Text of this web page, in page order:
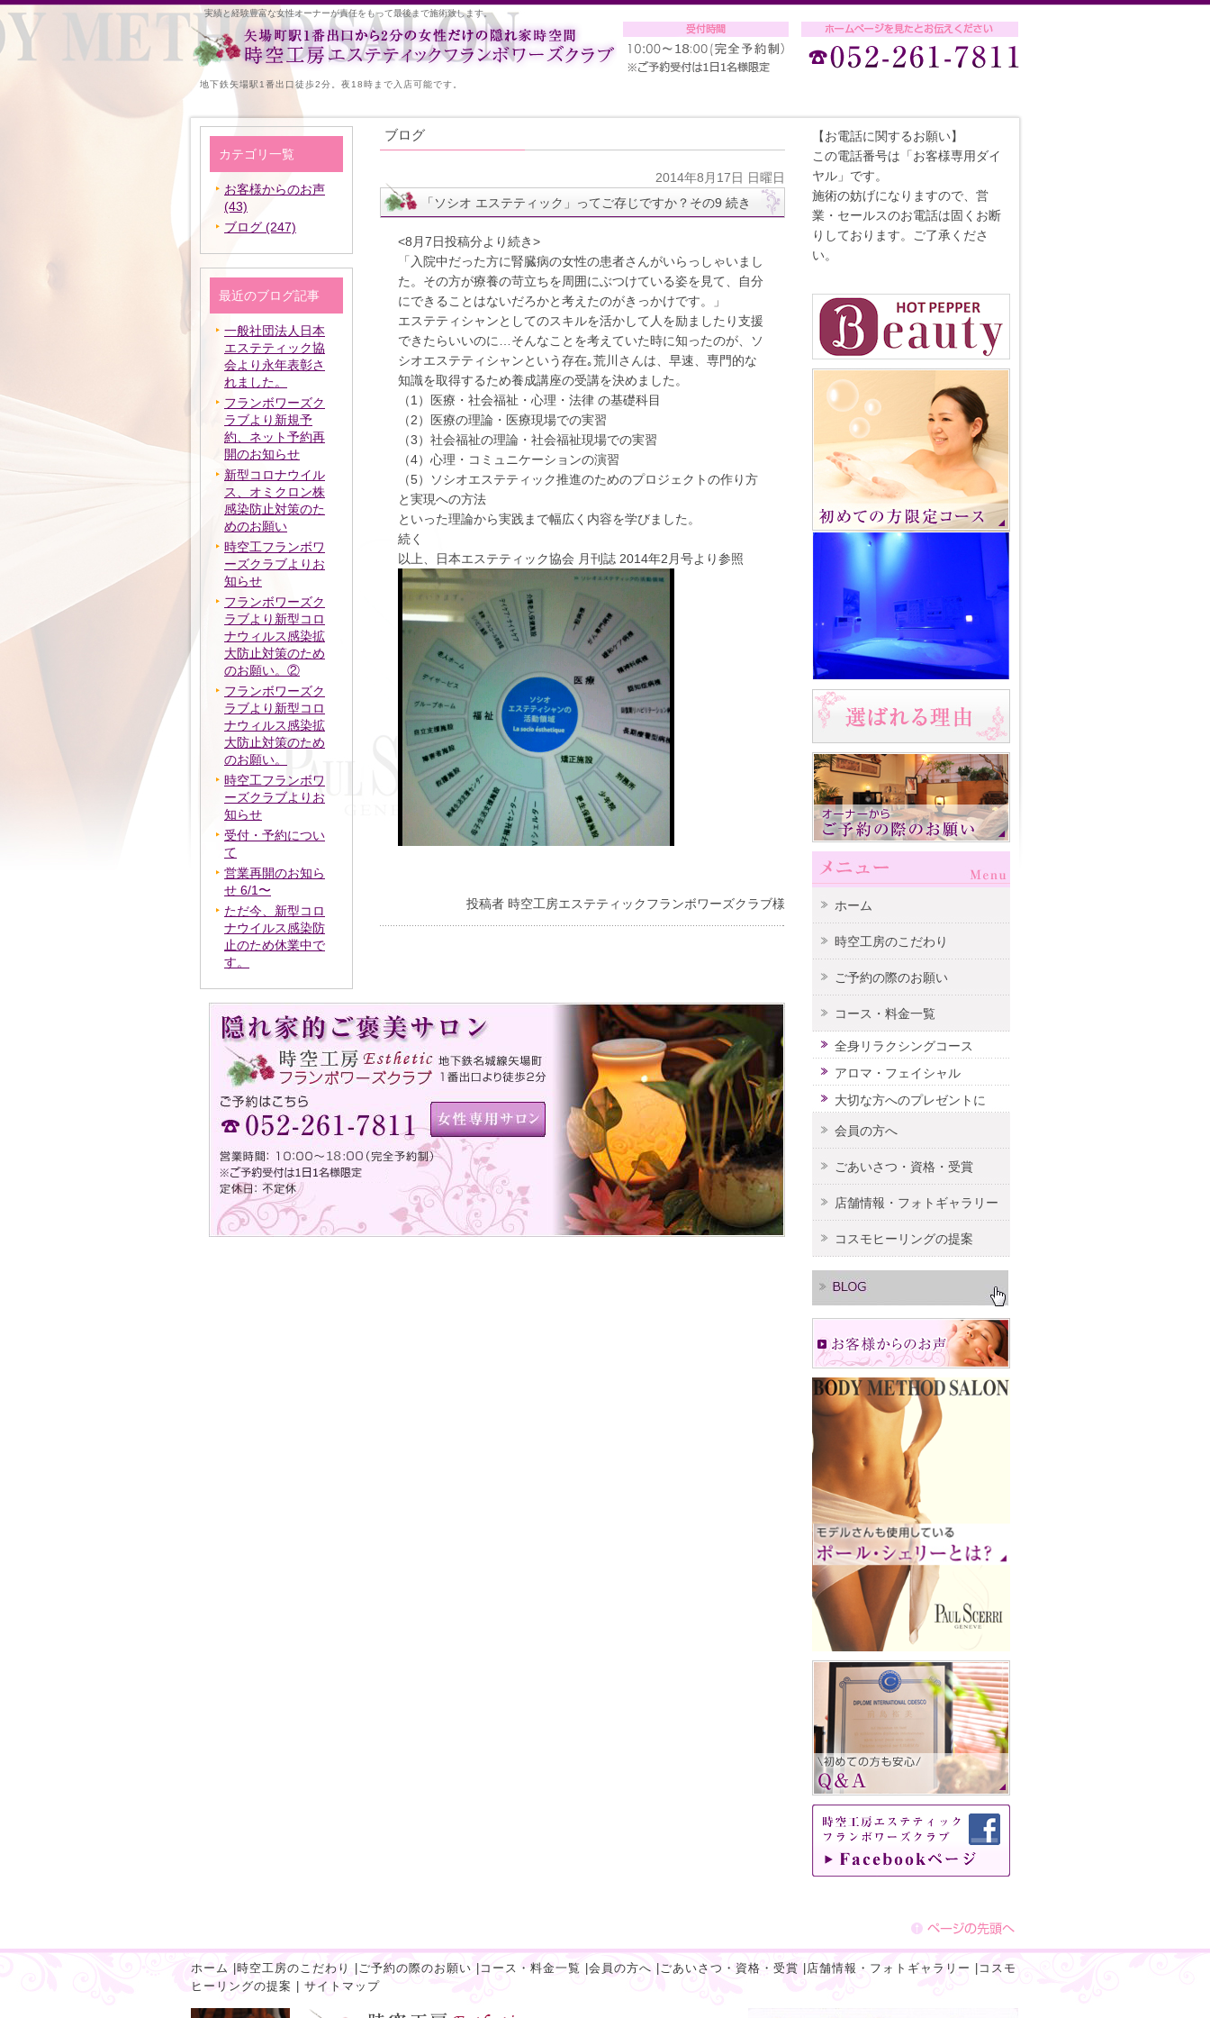
実績と経験豊富な女性オーナーが責任をもって最後まで施術致します。
地下鉄矢場駅1番出口徒歩2分。夜18時まで入店可能です。
ブログ
2014年8月17日 日曜日
「ソシオ エステティック」ってご存じですか？その9 続き
<8月7日投稿分より続き>
「入院中だった方に腎臓病の女性の患者さんがいらっしゃいまし
た。その方が療養の苛立ちを周囲にぶつけている姿を見て、自分
にできることはないだろかと考えたのがきっかけです。」
エステティシャンとしてのスキルを活かして人を励ましたり支援
できたらいいのに…そんなことを考えていた時に知ったのが、ソ
シオエステティシャンという存在｡荒川さんは、早速、専門的な
知識を取得するため養成講座の受講を決めました。
（1）医療・社会福祉・心理・法律 の基礎科目
（2）医療の理論・医療現場での実習
（3）社会福祉の理論・社会福祉現場での実習
（4）心理・コミュニケーションの演習
（5）ソシオエステティック推進のためのプロジェクトの作り方
と実現への方法
といった理論から実践まで幅広く内容を学びました。
続く
以上、日本エステティック協会 月刊誌 2014年2月号より参照
投稿者 時空工房エステティックフランボワーズクラブ様
カテゴリ一覧
お客様からのお声
(43)
ブログ (247)
最近のブログ記事
一般社団法人日本
エステティック協
会より永年表彰さ
れました。
フランボワーズク
ラブより新規予
約、ネット予約再
開のお知らせ
新型コロナウイル
ス、オミクロン株
感染防止対策のた
めのお願い
時空工フランボワ
ーズクラブよりお
知らせ
フランボワーズク
ラブより新型コロ
ナウィルス感染拡
大防止対策のため
のお願い。②
フランボワーズク
ラブより新型コロ
ナウィルス感染拡
大防止対策のため
のお願い。
時空工フランボワ
ーズクラブよりお
知らせ
受付・予約につい
て
営業再開のお知ら
せ 6/1〜
ただ今、新型コロ
ナウイルス感染防
止のため休業中で
す。
【お電話に関するお願い】
この電話番号は「お客様専用ダイ
ヤル」です。
施術の妨げになりますので、営
業・セールスのお電話は固くお断
りしております。ご了承くださ
い。
ホーム
時空工房のこだわり
ご予約の際のお願い
コース・料金一覧
全身リラクシングコース
アロマ・フェイシャル
大切な方へのプレゼントに
会員の方へ
ごあいさつ・資格・受賞
店舗情報・フォトギャラリー
コスモヒーリングの提案
ホーム 時空工房のこだわり ご予約の際のお願い コース・料金一覧 会員の方へ ごあいさつ・資格・受賞 店舗情報・フォトギャラリー
コスモ
ヒーリングの提案
サイトマップ